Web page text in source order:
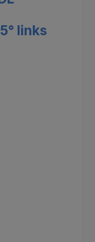
links